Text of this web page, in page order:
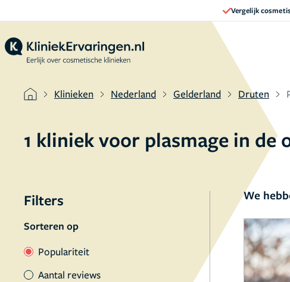
Vergelijk
Klinieken Nederland Gelderland Druten
1 kliniek voor plasmage in de
Filters
Sorteren op
Populariteit
Aantal reviews
We